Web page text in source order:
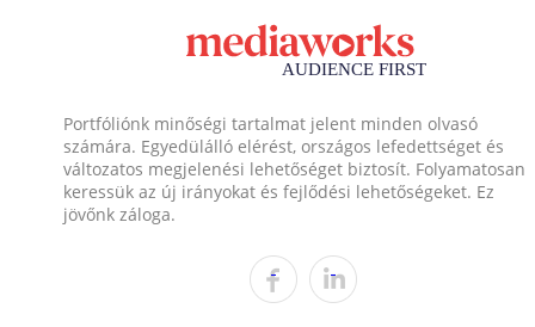
Portfóliónk minőségi tartalmat jelent minden olvasó
számára. Egyedülálló elérést, országos lefedettséget és
változatos megjelenési lehetőséget biztosít. Folyamatosan
keressük az új irányokat és fejlődési lehetőségeket. Ez
jövőnk záloga.